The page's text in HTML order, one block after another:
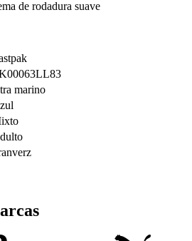
de rodadura suave
marino